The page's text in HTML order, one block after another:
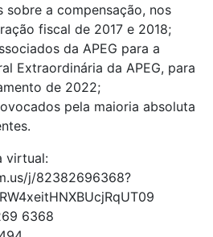
sobre a compensação, nos
fiscal de 2017 e 2018;
da APEG para a
Extraordinária da APEG, para
de 2022;
pela maioria absoluta
virtual:
j/82382696368?
6368